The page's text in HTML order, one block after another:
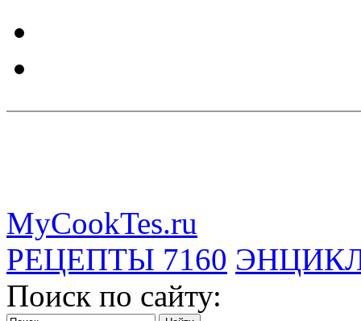
MyCookTes.ru
РЕЦЕПТЫ 7160
Поиск по сайту: